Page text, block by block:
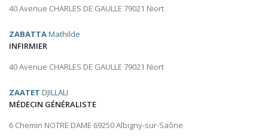
40 Avenue CHARLES DE GAULLE 79021 Niort
ZABATTAMathilde
INFIRMIER
40 Avenue CHARLES DE GAULLE 79021 Niort
ZAATET DJILLALI
MÉDECIN GÉNÉRALISTE
6 Chemin NOTRE DAME 69250 Albigny-sur-Saône